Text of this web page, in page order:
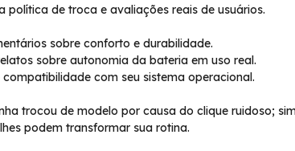
política de troca e avaliações reais de usuários.
sobre conforto e durabilidade.
sobre autonomia da bateria em uso real.
compatibilidade com seu sistema operacional.
trocou de modelo por causa do clique ruidoso;
podem transformar sua rotina.